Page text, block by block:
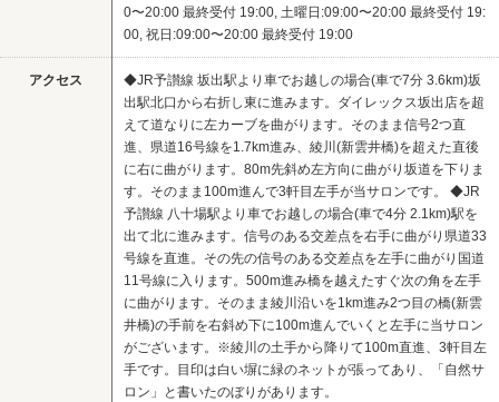
0〜20:00 最終受付 19:00, 土曜日:09:00〜20:00 最終受付 19:
00, 祝日:09:00〜20:00 最終受付 19:00
アクセス
◆JR予讃線 坂出駅より車でお越しの場合(車で7分 3.6km)坂
出駅北口から右折し東に進みます。ダイレックス坂出店を超
えて道なりに左カーブを曲がります。そのまま信号2つ直
進、県道16号線を1.7km進み、綾川(新雲井橋)を超えた直後
に右に曲がります。80m先斜め左方向に曲がり坂道を下りま
す。そのまま100m進んで3軒目左手が当サロンです。 ◆JR
予讃線 八十場駅より車でお越しの場合(車で4分 2.1km)駅を
出て北に進みます。信号のある交差点を右手に曲がり県道33
号線を直進。その先の信号のある交差点を左手に曲がり国道
11号線に入ります。500m進み橋を越えたすぐ次の角を左手
に曲がります。そのまま綾川沿いを1km進み2つ目の橋(新雲
井橋)の手前を右斜め下に100m進んでいくと左手に当サロン
がございます。※綾川の土手から降りて100m直進、3軒目左
手です。目印は白い塀に緑のネットが張ってあり、「自然サ
ロン」と書いたのぼりがあります。